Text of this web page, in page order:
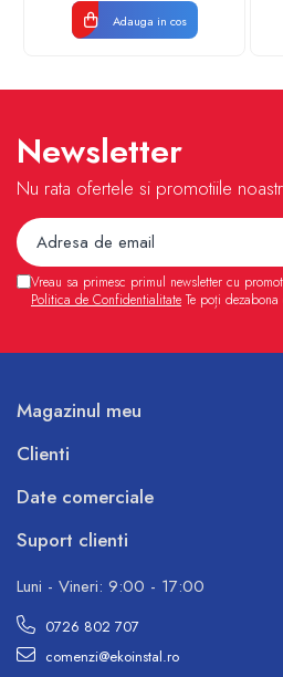
Adauga in cos
Newsletter
Nu rata ofertele si promotiile
Vreau sa primesc primul newsletter cu
Politica de Confidentialitate Te poți
Magazinul meu
Clienti
Date comerciale
Suport clienti
Luni - Vineri: 9:00 - 17:00
0726 802 707
comenzi@ekoinstal.ro